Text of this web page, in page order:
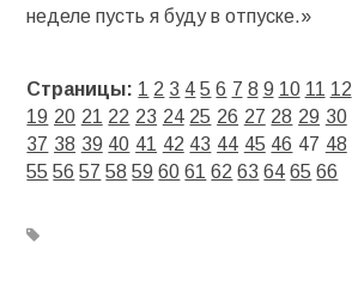
неделе пусть я буду в отпуске.»
Страницы: 1 2 3 4 5 6 7 8 9 10 11 12
19 20 21 22 23 24 25 26 27 28 29 30
37 38 39 40 41 42 43 44 45 46 47 48
55 56 57 58 59 60 61 62 63 64 65 66